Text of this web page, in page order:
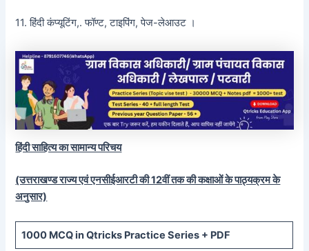
11. हिंदी कंप्यूटिंग,. फॉण्ट, टाइपिंग, पेज-लेआउट ।
हिंदी साहित्य का सामान्य परिचय
(उत्तराखण्ड राज्य एवं एनसीईआरटी की 12वीं तक की कक्षाओं के पाठ्यक्रम के
अनुसार)
1000 MCQin Qtricks Practice Series + PDF